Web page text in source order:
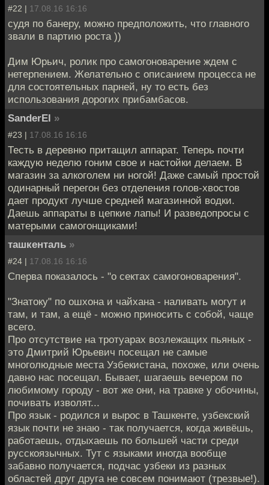
#22 | 17.08.16 16:16
судя по банеру, можно предположить, что главного
звали в партию роста ))
Дим Юрьич, ролик про самогоноварение ждем с
нетерпением. Желательно с описанием процесса не
для состоятельных парней, ну то есть без
использования дорогих прибамбасов.
SanderEl »
#23 | 17.08.16 16:16
Тесть в деревню притащил аппарат. Теперь почти
каждую неделю гоним свое и настойки делаем. В
магазин за алкоголем ни ногой! Даже самый простой
одинарный перегон без отделения голов-хвостов
дает продукт лучше средней магазинной водки.
Даешь аппараты в цепкие лапы! И разведопросы с
матерыми самогонщиками!
ташкенталь »
#24 | 17.08.16 16:16
Сперва показалось - "о сектах самогоноварения".
"Знатоку" по ошхона и чайхана - наливать могут и
там, и там, а ещё - можно приносить с собой, чаще
всего.
Про отсутствие на тротуарах возлежащих пьяных -
это Дмитрий Юрьевич посещал не самые
многолюдные места Узбекистана, похоже, или очень
давно нас посещал. Бывает, шагаешь вечером по
любимому городу - вот же они, на травке у обочины,
почивать изволят...
Про язык - родился и вырос в Ташкенте, узбекский
язык почти не знаю - так получается, когда живёшь,
работаешь, отдыхаешь по большей части среди
русскоязычных. Тут с языками иногда вообще
забавно получается, подчас узбеки из разных
областей друг друга не совсем понимают (трезвые!).